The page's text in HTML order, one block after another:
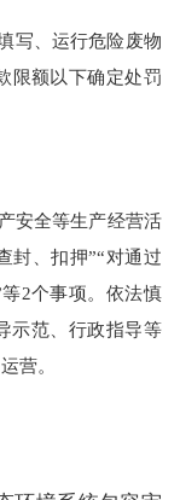
写、运行危险废物
限额以下确定处罚
安全等生产经营活
封、扣押”“对通过
等2个事项。依法慎
示范、行政指导等
营。